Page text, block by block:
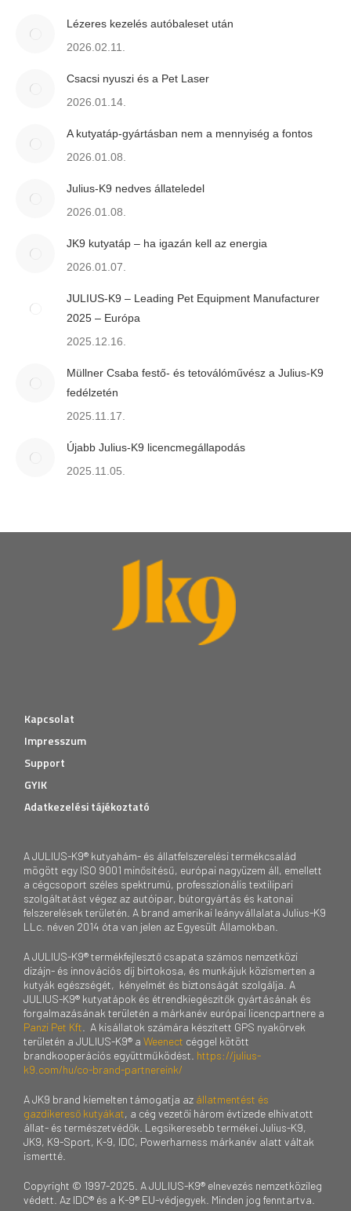
Lézeres kezelés autóbaleset után
2026.02.11.
Csacsi nyuszi és a Pet Laser
2026.01.14.
A kutyatáp-gyártásban nem a mennyiség a fontos
2026.01.08.
Julius-K9 nedves állateledel
2026.01.08.
JK9 kutyatáp – ha igazán kell az energia
2026.01.07.
JULIUS-K9 – Leading Pet Equipment Manufacturer
2025 – Európa
2025.12.16.
Müllner Csaba festő- és tetoválóművész a Julius-K9
fedélzetén
2025.11.17.
Újabb Julius-K9 licencmegállapodás
2025.11.05.
Kapcsolat
Impresszum
Support
GYIK
Adatkezelési tájékoztató
A JULIUS-K9® kutyahám- és állatfelszerelési termékcsalád
mögött egy ISO 9001 minősítésű, európai nagyüzem áll, emellett
a cégcsoport széles spektrumú, professzionális textilipari
szolgáltatást végez az autóipar, bútorgyártás és katonai
felszerelések területén. A brand amerikai leányvállalata Julius-K9
LLc. néven 2014 óta van jelen az Egyesült Államokban.
A JULIUS-K9® termékfejlesztő csapata számos nemzetközi
dizájn- és innovációs díj birtokosa, és munkájuk közismerten a
kutyák egészségét, kényelmét és biztonságát szolgálja. A
JULIUS-K9® kutyatápok és étrendkiegészítők gyártásának és
forgalmazásának területén a márkanév európai licencpartnere a
Panzi Pet Kft . A kisállatok számára készített GPS nyakörvek
területén a JULIUS-K9® a Weenect céggel kötött
brandkooperációs együttműködést. https://julius-
k9.com/hu/co-brand-partnereink/
A JK9 brand kiemelten támogatja az állatmentést és
gazdikereső kutyákat, a cég vezetői három évtizede elhivatott
állat- és természetvédők. Legsikeresebb termékei Julius-K9,
JK9, K9-Sport, K-9, IDC, Powerharness márkanév alatt váltak
ismertté.
Copyright © 1997-2025. A JULIUS-K9® elnevezés nemzetközileg
védett. Az IDC® és a K-9® EU-védjegyek. Minden jog fenntartva.